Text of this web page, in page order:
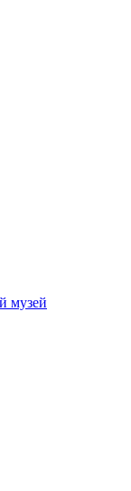
музей